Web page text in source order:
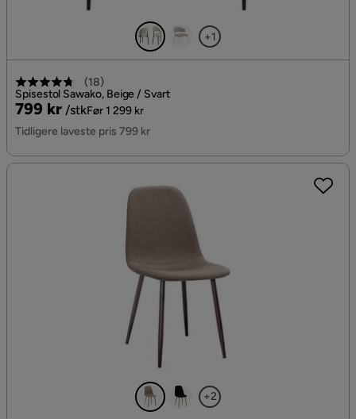
+1
(18)
Spisestol Sawako, Beige / Svart
Pris
799 kr /stk
Original
Pris
Før 1 299 kr
Tidligere laveste pris 799 kr
+2